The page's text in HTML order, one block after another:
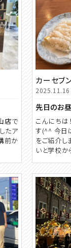
店で
たア
前か
カーセブ
2025.11.16
先日のお
こんにちは
す(^^ 今日
をご紹介
いと学校か